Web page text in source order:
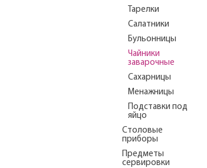
Тарелки
Салатники
Бульонницы
Чайники
заварочные
Сахарницы
Менажницы
Подставки под
яйцо
Столовые
приборы
Предметы
сервировки